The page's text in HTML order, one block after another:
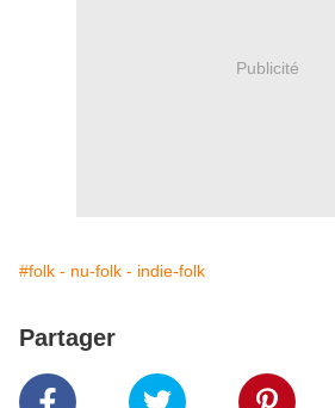
Publicité
#folk - nu-folk - indie-folk
Partager